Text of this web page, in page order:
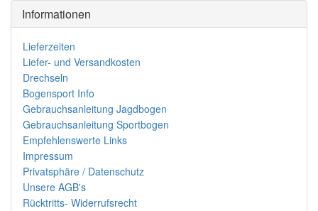
Informationen
Lieferzeiten
Liefer- und Versandkosten
Drechseln
Bogensport Info
Gebrauchsanleitung Jagdbogen
Gebrauchsanleitung Sportbogen
Empfehlenswerte Links
Impressum
Privatsphäre / Datenschutz
Unsere AGB's
Rücktritts- Widerrufsrecht